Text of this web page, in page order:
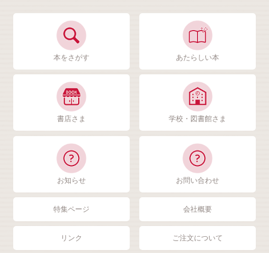
本をさがす あたらしい本
書店さま 学校・図書館さま
お知らせ お問い合わせ
特集ページ 会社概要
リンク ご注文について